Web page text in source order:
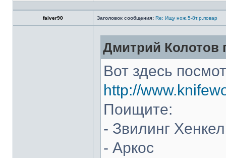
faiver90 Заголовок сообщения: Re: Ищу нож.5-8т.р.повар
Дмитрий Колотов
Вот здесь
http://
Поищите:
- Звилинг
- Аркос